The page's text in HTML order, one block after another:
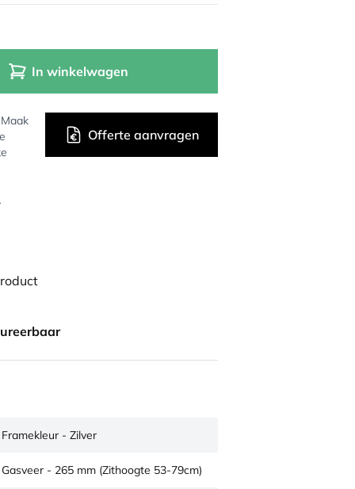
In winkelwagen
Offerte aanvragen
Framekleur - Zilver
Gasveer - 265 mm (Zithoogte 53-79cm)